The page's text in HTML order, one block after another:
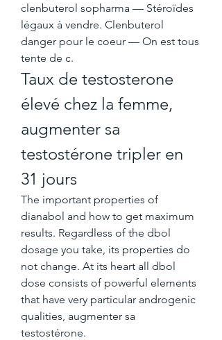
clenbuterol sopharma — Stéroïdes
légaux à vendre. Clenbuterol
danger pour le coeur — On est tous
tente de c.
Taux de testosterone
élevé chez la femme,
augmenter sa
testostérone tripler en
31 jours
The important properties of
dianabol and how to get maximum
results. Regardless of the dbol
dosage you take, its properties do
not change. At its heart all dbol
dose consists of powerful elements
that have very particular androgenic
qualities, augmenter sa
testostérone.